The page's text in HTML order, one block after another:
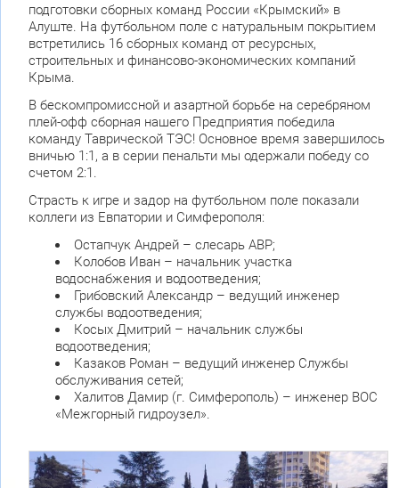
подготовки сборных команд России «Крымский» в
Алуште. На футбольном поле с натуральным покрытием
встретились 16 сборных команд от ресурсных,
строительных и финансово-экономических компаний
Крыма.
В бескомпромиссной и азартной борьбе на серебряном
плей-офф сборная нашего Предприятия победила
команду Таврической ТЭС! Основное время завершилось
вничью 1:1, а в серии пенальти мы одержали победу со
счетом 2:1.
Страсть к игре и задор на футбольном поле показали
коллеги из Евпатории и Симферополя:
Остапчук Андрей – слесарь АВР;
Колобов Иван – начальник участка
водоснабжения и водоотведения;
Грибовский Александр – ведущий инженер
службы водоотведения;
Косых Дмитрий – начальник службы
водоотведения;
Казаков Роман – ведущий инженер Службы
обслуживания сетей;
Халитов Дамир (г. Симферополь) – инженер ВОС
«Межгорный гидроузел».